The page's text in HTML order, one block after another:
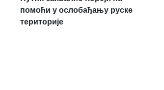
помоћи у ослобађању руске
територије